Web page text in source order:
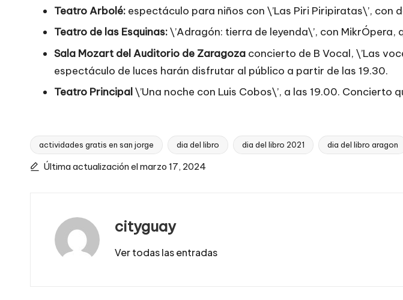
Teatro Arbolé: espectáculo para niños con \’Las Piri Piripiratas\’, con
Teatro de las Esquinas:\’Adragón: tierra de leyenda\’, con
Sala Mozart del Auditorio de Zaragoza concierto de B Vocal, \’Las
espectáculo de luces harán disfrutar al público a partir de las 19.30.
Teatro Principal\’Una noche con Luis Cobos\’, a las 19.00. Concierto
Etiquetas:
actividades gratis en san jorge dia del libro dia del libro 2021 dia del libro aragon
Última actualización el marzo 17, 2024
cityguay
Ver todas las entradas